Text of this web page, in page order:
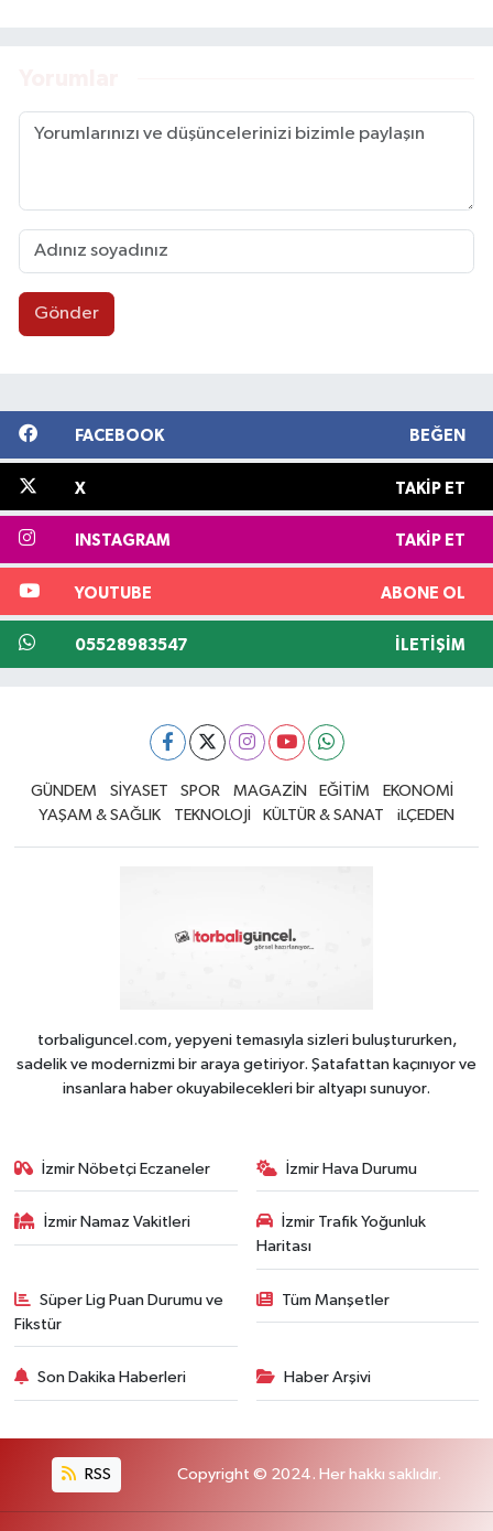
Gönder
FACEBOOK BEĞEN
X TAKIP ET
INSTAGRAM TAKIP ET
YOUTUBE ABONE OL
05528983547 İLETIŞIM
GÜNDEM SİYASET SPOR MAGAZİN EĞİTİM
EKONOMİ
YAŞAM & SAĞLIK
TEKNOLOJİ KÜLTÜR & SANAT iLÇEDEN
torbaliguncel.com, yepyeni temasıyla sizleri buluştururken,
sadelik ve modernizmi bir araya getiriyor. Şatafattan kaçınıyor ve
insanlara haber okuyabilecekleri bir altyapı sunuyor.
İzmir Nöbetçi Eczaneler İzmir Hava Durumu
İzmir Namaz Vakitleri
İzmir Trafik Yoğunluk
Haritası
Süper Lig Puan Durumu ve
Fikstür
Tüm Manşetler
Son Dakika Haberleri Haber Arşivi
RSS Copyright © 2024. Her hakkı saklıdır.